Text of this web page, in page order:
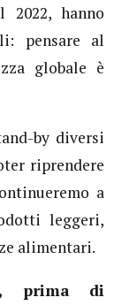
2022, hanno
pensare al
globale è
by diversi
riprendere
a
leggeri,
alimentari.
prima di